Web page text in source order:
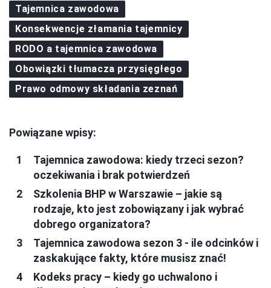
Tajemnica zawodowa
Konsekwencje złamania tajemnicy
RODO a tajemnica zawodowa
Obowiązki tłumacza przysięgłego
Prawo odmowy składania zeznań
Powiązane wpisy:
Tajemnica zawodowa: kiedy trzeci sezon?
oczekiwania i brak potwierdzeń
Szkolenia BHP w Warszawie – jakie są
rodzaje, kto jest zobowiązany i jak wybrać
dobrego organizatora?
Tajemnica zawodowa sezon 3 - ile odcinków i
zaskakujące fakty, które musisz znać!
Kodeks pracy – kiedy go uchwalono i